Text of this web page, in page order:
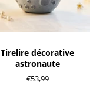
Tirelire décorative
astronaute
Prix
€53,99